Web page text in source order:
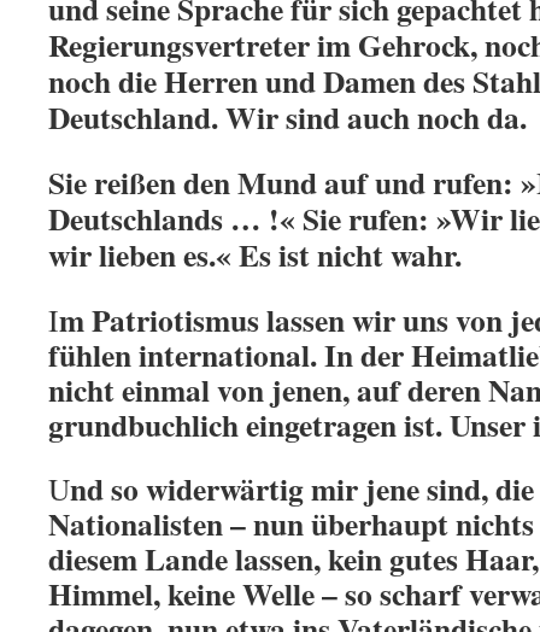
Regierungsvertreter im Gehrock,
noch die Herren und Damen des
Deutschland. Wir sind auch noch da.
Sie reißen den Mund auf und rufen:
Deutschlands … !« Sie rufen: »Wir
wir lieben es.« Es ist nicht wahr.
Im Patriotismus lassen wir uns von
fühlen international. In der
nicht einmal von jenen, auf deren
grundbuchlich eingetragen ist. Unser
Und so widerwärtig mir jene sind,
Nationalisten – nun überhaupt
diesem Lande lassen, kein gutes
Himmel, keine Welle – so scharf